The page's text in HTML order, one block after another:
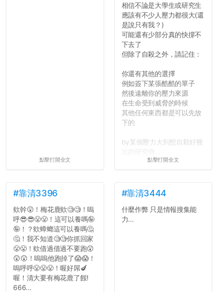
點擊打開全文
相信不論是大學生或研究生
應該有不少人壓力都很大(還
是說只有我？)
可能還有少部分真的快撐不
下去了
但除了自殺之外，請記住：
你還有其他的選擇
例如簽下某張酷酷的單子
然後遠離你的壓力來源
在生命受到威脅的時候
其他任何東西都是可以先放
下的
by某個壓力大到想自殺好幾
點擊打開全文
#靠清3396
欸幹😲！梅花鹿欸🧐🧐！嗚
呼😎😎😤😤！這可以養嗎🤪
🤪！？欸蟑螂這可以養嗎🤔
🤔！我不知道🧐🧐你抓回家
😤😤！欸借過借過不要跑😲
😲😲！嗚嗚他跑掉了😱😱！
嗚呼呼😤😤😤！喔好屌🍆
喔！清大要有梅花鹿了餒!
666...
#靠清3444
什麼作弊 只是情報搜集能
力...